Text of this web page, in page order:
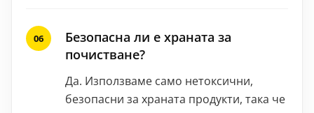
Безопасна ли е храната за
почистване?
Да. Използваме само нетоксични,
безопасни за храната продукти, така че